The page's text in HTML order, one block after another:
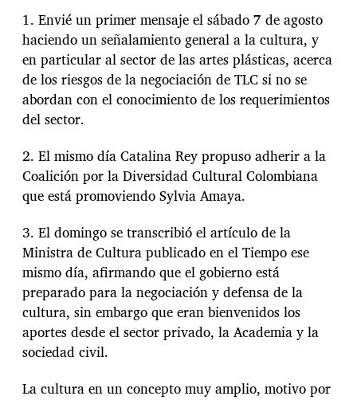
1. Envié un primer mensaje el sábado 7 de agosto
haciendo un señalamiento general a la cultura, y
en particular al sector de las artes plásticas, acerca
de los riesgos de la negociación de TLC si no se
abordan con el conocimiento de los requerimientos
del sector.
2. El mismo día Catalina Rey propuso adherir a la
Coalición por la Diversidad Cultural Colombiana
que está promoviendo Sylvia Amaya.
3. El domingo se transcribió el artículo de la
Ministra de Cultura publicado en el Tiempo ese
mismo día, afirmando que el gobierno está
preparado para la negociación y defensa de la
cultura, sin embargo que eran bienvenidos los
aportes desde el sector privado, la Academia y la
sociedad civil.
La cultura en un concepto muy amplio, motivo por